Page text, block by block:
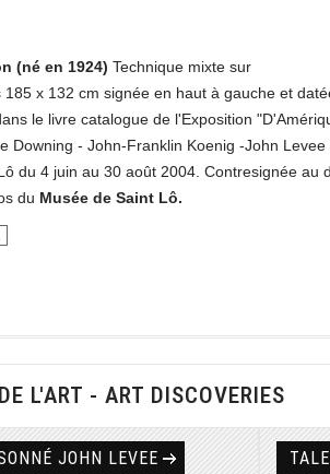
(né en 1924) Technique mixte sur
185 x 132 cm signée en haut à gauche et
le livre catalogue de l'Exposition
Downing - John-Franklin Koenig -John
du 4 juin au 30 août 2004. Contresignée au
du Musée de Saint Lô.
L'ART - ART DISCOVERIES
JOHN LEVEE